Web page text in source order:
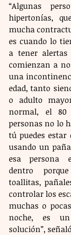
“Algunas
hipertonías,
mucha
es cuando lo
a tener
comienzan a
una
edad, tanto
o adulto
normal, el
personas no lo
tú puedes estar
usando un
esa persona
dentro
toallitas,
controlar los
muchas o
noche, es
solución”,